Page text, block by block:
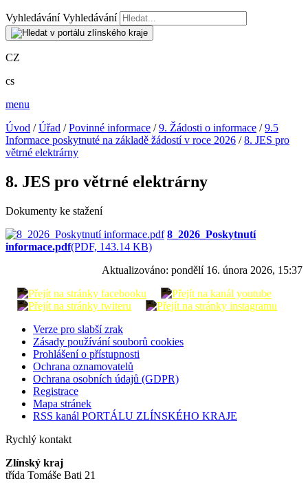
Vyhledávání Vyhledávání
CZ
cs
menu
Úvod /Úřad /Povinné informace /9. Žádosti o informace /9.5
Informace poskytnuté na základě žádostí v roce 2026 /8. JES pro
větrné elektrárny
8. JES pro větrné elektrárny
Dokumenty ke stažení
8_2026_Poskytnutí
informace.pdf(PDF, 143.14 KB)
Aktualizováno: pondělí 16. února 2026, 15:37
Verze pro slabší zrak
Zásady používání souborů cookies
Prohlášení o přístupnosti
Ochrana oznamovatelů
Ochrana osobních údajů (GDPR)
Registrace
Mapa stránek
RSS kanál PORTÁLU ZLÍNSKÉHO KRAJE
Rychlý kontakt
Zlínský kraj
třída Tomáše Bati 21